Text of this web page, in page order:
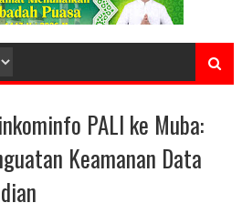
PALI ke Muba:
Keamanan Data